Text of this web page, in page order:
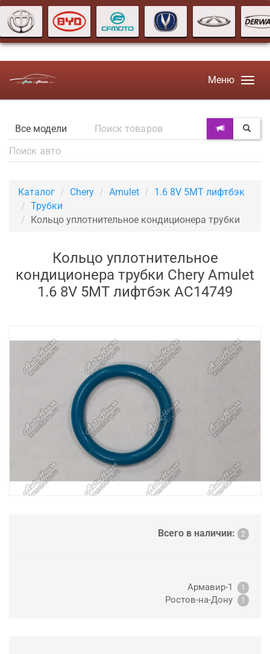
Меню
Каталог Chery Amulet
1.6 8V 5MT лифтбэк
Трубки
Кольцо уплотнительное кондиционера трубки
Кольцо уплотнительное
кондиционера трубки Chery Amulet
1.6 8V 5MT лифтбэк AC14749
Всего в наличии: 2
Армавир-1 1
Ростов-на-Дону 1